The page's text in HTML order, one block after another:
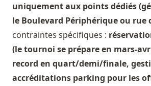
uniquement aux points dédiés
le Boulevard Périphérique ou rue
contraintes spécifiques :
(le tournoi se prépare en mars-
record en quart/demi/finale,
accréditations parking pour les